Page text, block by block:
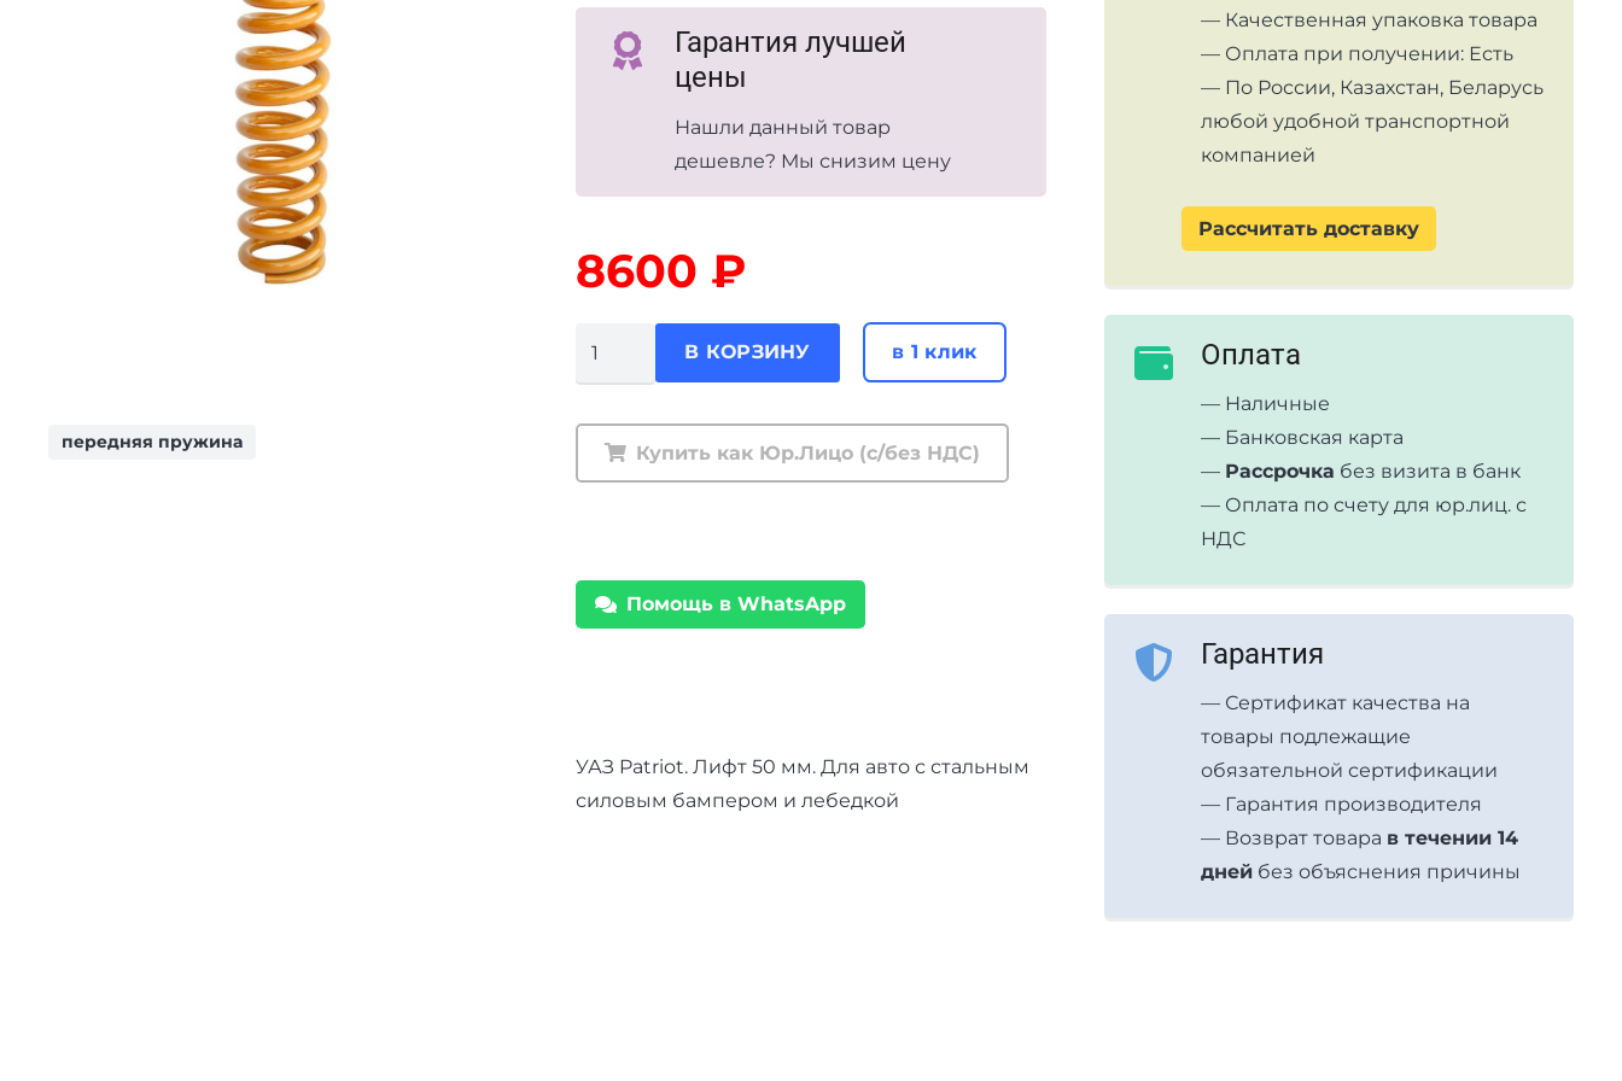
передняя пружина
Гарантия лучшей
цены
Нашли данный товар
дешевле? Мы снизим цену
8600 ₽
TOUGH
бампер
и
В КОРЗИНУ в 1 клик
Купить как Юр.Лицо (с/без НДС)
Помощь в WhatsApp
УАЗ Patriot. Лифт 50 мм. Для авто с стальным
силовым бампером и лебедкой
— Качественная упаковка товара
— Оплата при получении: Есть
— По России, Казахстан, Беларусь
любой удобной транспортной
компанией
Рассчитать доставку
Оплата
— Наличные
— Банковская карта
— Рассрочка без визита в банк
— Оплата по счету для юр.лиц. с
НДС
Гарантия
— Сертификат качества на
товары подлежащие
обязательной сертификации
— Гарантия производителя
— Возврат товара в течении 14
дней без объяснения причины